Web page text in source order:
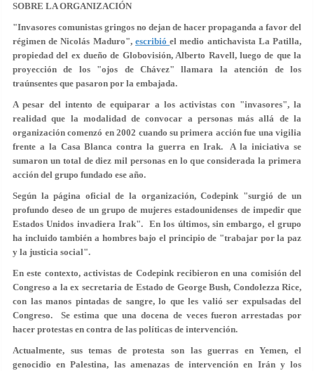
SOBRE LA ORGANIZACIÓN
"Invasores comunistas gringos no dejan de hacer propaganda a favor del
régimen de Nicolás Maduro", escribióel medio antichavista La Patilla,
propiedad del ex dueño de Globovisión, Alberto Ravell, luego de que la
proyección de los "ojos de Chávez" llamara la atención de los
traúnsentes que pasaron por la embajada.
A pesar del intento de equiparar a los activistas con "invasores", la
realidad que la modalidad de convocar a personas más allá de la
organización comenzó en 2002 cuando su primera acción fue una vigilia
frente a la Casa Blanca contra la guerra en Irak. A la iniciativa se
sumaron un total de diez mil personas en lo que considerada la primera
acción del grupo fundado ese año.
Según la página oficial de la organización, Codepink "surgió de un
profundo deseo de un grupo de mujeres estadounidenses de impedir que
Estados Unidos invadiera Irak". En los últimos, sin embargo, el grupo
ha incluido también a hombres bajo el principio de "trabajar por la paz
y la justicia social".
En este contexto, activistas de Codepink recibieron en una comisión del
Congreso a la ex secretaria de Estado de George Bush, Condolezza Rice,
con las manos pintadas de sangre, lo que les valió ser expulsadas del
Congreso. Se estima que una docena de veces fueron arrestadas por
hacer protestas en contra de las políticas de intervención.
Actualmente, sus temas de protesta son las guerras en Yemen, el
genocidio en Palestina, las amenazas de intervención en Irán y los